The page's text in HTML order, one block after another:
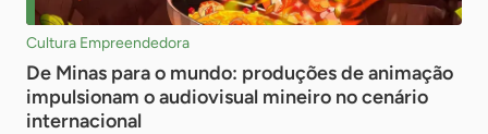
Cultura Empreendedora
De Minas para o mundo: produções de animação
impulsionam o audiovisual mineiro no cenário
internacional